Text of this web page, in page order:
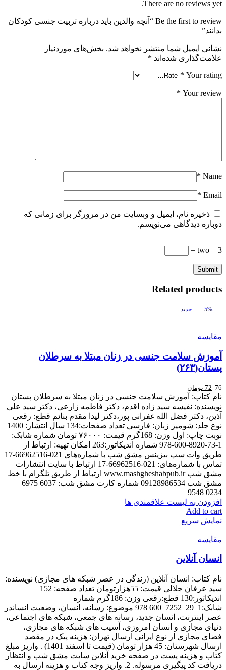
There are no reviews yet.
Be the first to review “آنچه والدین باید درباره تربیت جنسی کودکان
بدانند”
نشانی ایمیل شما منتشر نخواهد شد. بخش‌های موردنیاز
علامت‌گذاری شده‌اند *
Your rating
*
Your review
*
Name
*
Email
*
ذخیره نام، ایمیل و وبسایت من در مرورگر برای زمانی که
دوباره دیدگاهی می‌نویسم.
3 − two =
Related products
-5% جدید
مقایسه
آموزش سلامت جنسی در زنان مبتلا به سرطلان
پستان(۲۶۳)
76
72 تومان
نام کتاب: آموزش سلامت جنسی در زنان مبتلا به سرطلان پستان
نويسنده: نفیسه سید زاده اقدم، دکتر فاطمه زارعی، دکتر سید علی
آذین، دکتر فضل الله غفرانی پور،دکتر لیدا مقدم بنائم قطع: رقعی
نوع جلد: شوميز زبان: فارسي تعداد صفحات:134 سال انتشار: 1400
نوبت چاپ: اول وزن: 168گرم قیمت: ۷۶۰۰۰ تومان شماره شابک:
1-73-8920-600-978 شماره اندیکاتور:263 امکان تهیه: ارتباط از
طریق وات سپ بیزینس مشق شب با شماره‌های 021-66962516-17
تماس با شماره‌های: 021-66962516-17 ارتباط با سایت انتشارات
مشق شب www.mashgheshabpub.ir ارتباط از طریق تلگرام با خط
مشق شب 09128986534 شماره کارت مشق شب: 6037 6975
0234 9548
افزودن به لیست علاقمندی ها
Add to cart
نمایش سریع
مقایسه
انسان آنلاین
نام کتاب: انسان آنلاین (زندگی در عصر شبکه های مجازی) نویسنده:
سید عرفان جلالی قیمت: 55هزارتومان تعداد صفحه: 152
اندیکاتور:130 قطع:رقعی وزن: 186گرم شماره
شابک:1_29_7252_600 978 موضوع: رسانه، انسان، وضعیت انساندر
عصر اینترنت، انسان جدید، رسانه های جمعی، شبکه های اجتماعی،
دنیای مجازی و انسان امروزی، آسیب های شبکه های مجازی،
فضای مجازی از نوع ایرانی ارسال تهران: هزینه پیک در مقصد
ارسال شهرستان: 45 هزار تومان (قیمت تا اسفند 1401) . واریز مبلغ
کتاب و هزینه پست در صفحه خرید آنلاین سایت مشق شب و انتظار
دریافت کد پیگیری مرسوله. 2. واریز وجه کتاب و هزینه ارسال به